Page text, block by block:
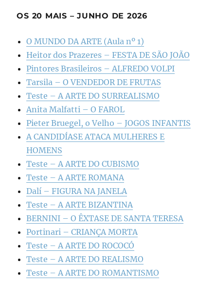
OS 20 MAIS – JUNHO DE 2026
O MUNDO DA ARTE (Aula nº 1)
Heitor dos Prazeres – FESTA DE SÃO JOÃO
Pintores Brasileiros – ALFREDO VOLPI
Tarsila – O VENDEDOR DE FRUTAS
Teste – A ARTE DO SURREALISMO
Anita Malfatti – O FAROL
Pieter Bruegel, o Velho – JOGOS INFANTIS
A CANDIDÍASE ATACA MULHERES E
HOMENS
Teste – A ARTE DO CUBISMO
Teste – A ARTE ROMANA
Dalí – FIGURA NA JANELA
Teste – A ARTE BIZANTINA
BERNINI – O ÊXTASE DE SANTA TERESA
Portinari – CRIANÇA MORTA
Teste – A ARTE DO ROCOCÓ
Teste – A ARTE DO REALISMO
Teste – A ARTE DO ROMANTISMO